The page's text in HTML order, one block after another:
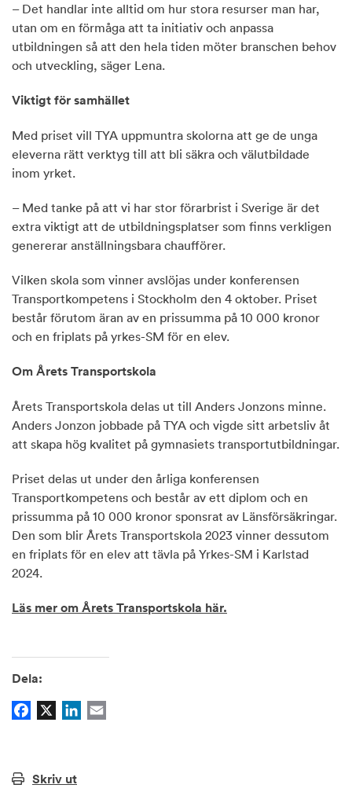
– Det handlar inte alltid om hur stora resurser man har,
utan om en förmåga att ta initiativ och anpassa
utbildningen så att den hela tiden möter branschen behov
och utveckling, säger Lena.
Viktigt för samhället
Med priset vill TYA uppmuntra skolorna att ge de unga
eleverna rätt verktyg till att bli säkra och välutbildade
inom yrket.
– Med tanke på att vi har stor förarbrist i Sverige är det
extra viktigt att de utbildningsplatser som finns verkligen
genererar anställningsbara chaufförer.
Vilken skola som vinner avslöjas under konferensen
Transportkompetens i Stockholm den 4 oktober. Priset
består förutom äran av en prissumma på 10 000 kronor
och en friplats på yrkes-SM för en elev.
Om Årets Transportskola
Årets Transportskola delas ut till Anders Jonzons minne.
Anders Jonzon jobbade på TYA och vigde sitt arbetsliv åt
att skapa hög kvalitet på gymnasiets transportutbildningar.
Priset delas ut under den årliga konferensen
Transportkompetens och består av ett diplom och en
prissumma på 10 000 kronor sponsrat av Länsförsäkringar.
Den som blir Årets Transportskola 2023 vinner dessutom
en friplats för en elev att tävla på Yrkes-SM i Karlstad
2024.
Läs mer om Årets Transportskola här.
Dela:
Facebook
LinkedIn
Skriv ut